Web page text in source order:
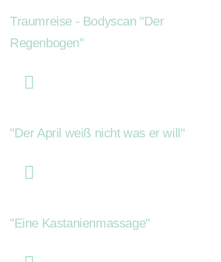
Traumreise - Bodyscan "Der
Regenbogen"
"Der April weiß nicht was er will"
"Eine Kastanienmassage"